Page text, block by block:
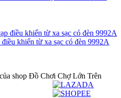
khiển từ xa sạc có đèn 9992A
shop Đồ Chơi Chợ Lớn Trên